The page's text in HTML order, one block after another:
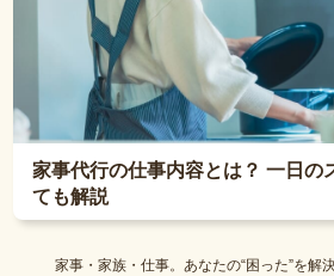
家事代行の仕事内容とは？ 一日の
ても解説
家事・家族・仕事。あなたの“困った”を解